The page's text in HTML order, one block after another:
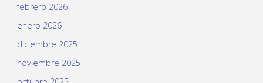
febrero 2026
enero 2026
diciembre 2025
noviembre 2025